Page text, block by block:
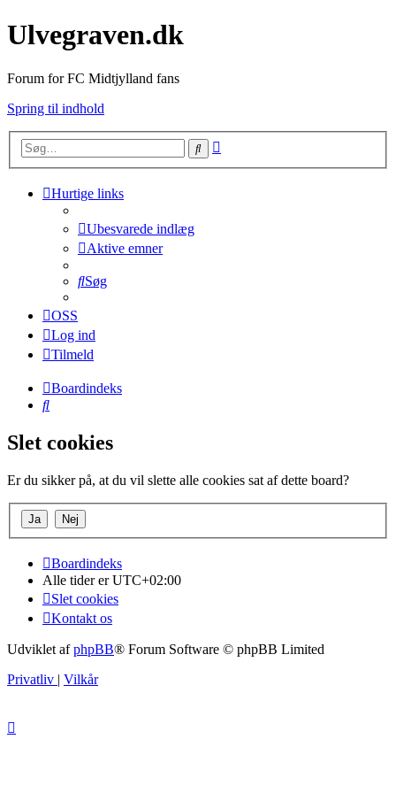
Ulvegraven.dk
Forum for FC Midtjylland fans
Spring til indhold
Søg
Hurtige links
Ubesvarede indlæg
Aktive emner
Søg
OSS
Log ind
Tilmeld
Boardindeks
Søg
Slet cookies
Er du sikker på, at du vil slette alle cookies sat af dette board?
Boardindeks
Alle tider erUTC+02:00
Slet cookies
Kontakt os
Udviklet afphpBB® Forum Software © phpBB Limited
Privatliv | Vilkår